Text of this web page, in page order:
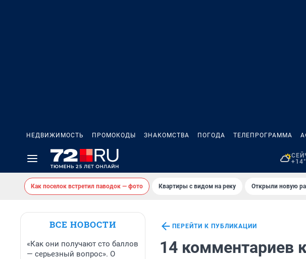
НЕДВИЖИМОСТЬ ПРОМОКОДЫ ЗНАКОМСТВА ПОГОДА ТЕЛЕПРОГРАММА
Как поселок встретил паводок — фото Квартиры с видом на реку Открыли новую
ВСЕ НОВОСТИ
«Как они получают сто баллов
— серьезный вопрос». О
ПЕРЕЙТИ К ПУБЛИКАЦИИ
14 комментариев